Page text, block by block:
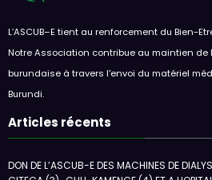
L’ASCUB–E tient au renforcement du Bien-
Notre Association contribue au maintien
burundaise à travers l'envoi du matériel
Burundi.
Articles récents
DON DE L’ASCUB-E DES MACHINES DE